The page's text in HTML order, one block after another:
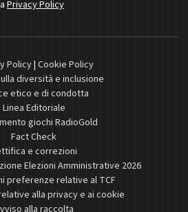
Privacy Policy
Policy| Cookie Policy
diversità e inclusione
etico e di condotta
Linea Editoriale
giochi RadioGold
Fact Check
e correzioni
Elezioni Amministrative 2026
preferenze relative al TCF
alla privacy e ai cookie